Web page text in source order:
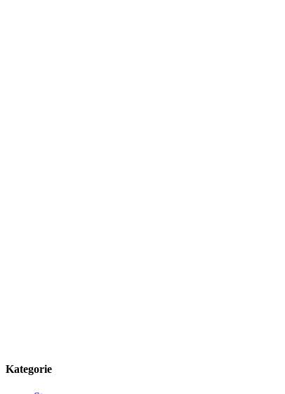
Kategorie